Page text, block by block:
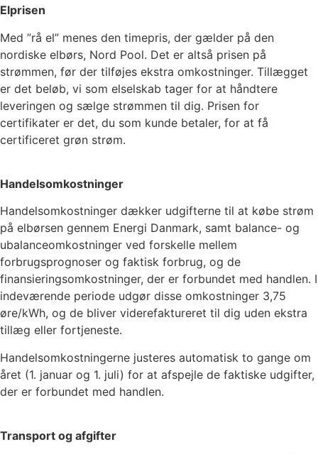
Elprisen
Med ”rå el” menes den timepris, der gælder på den
nordiske elbørs, Nord Pool. Det er altså prisen på
strømmen, før der tilføjes ekstra omkostninger. Tillægget
er det beløb, vi som elselskab tager for at håndtere
leveringen og sælge strømmen til dig. Prisen for
certifikater er det, du som kunde betaler, for at få
certificeret grøn strøm.
Handelsomkostninger
Handelsomkostninger dækker udgifterne til at købe strøm
på elbørsen gennem Energi Danmark, samt balance- og
ubalanceomkostninger ved forskelle mellem
forbrugsprognoser og faktisk forbrug, og de
finansieringsomkostninger, der er forbundet med handlen. I
indeværende periode udgør disse omkostninger 3,75
øre/kWh, og de bliver viderefaktureret til dig uden ekstra
tillæg eller fortjeneste.
Handelsomkostningerne justeres automatisk to gange om
året (1. januar og 1. juli) for at afspejle de faktiske udgifter,
der er forbundet med handlen.
Transport og afgifter